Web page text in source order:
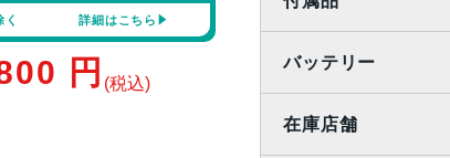
詳細はこちら
円 (税込)
バッテリー
在庫店舗